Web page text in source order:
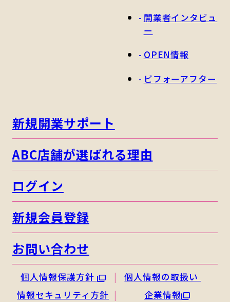
開業者インタビュ
ー
OPEN情報
ビフォーアフター
新規開業サポート
ABC店舗が選ばれる理由
ログイン
新規会員登録
お問い合わせ
個人情報保護方針
個人情報の取扱い
情報セキュリティ方針
企業情報